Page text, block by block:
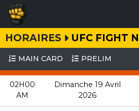
HORAIRES UFC FIGHT
MAIN CARD PRELIM
02H00
AM
Dimanche 19 Avril
2026